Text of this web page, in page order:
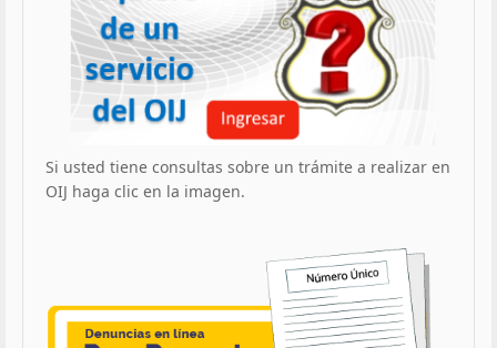
Si usted tiene consultas sobre un trámite a realizar en
OIJ haga clic en la imagen.